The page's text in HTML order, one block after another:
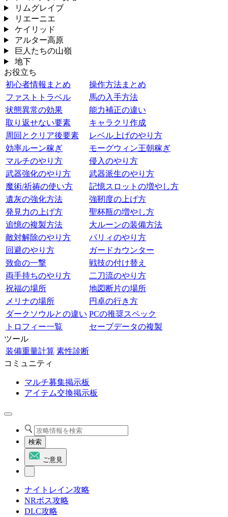
リムグレイブ
リエーニエ
ケイリッド
アルター高原
巨人たちの山嶺
地下
お役立ち
初心者情報まとめ
操作方法まとめ
ファストトラベル
馬の入手方法
状態異常の効果
能力補正の違い
取り返せない要素
キャラクリ作成
周回とクリア後要素
レベル上げのやり方
効率ルーン稼ぎ
モーグウィン王朝稼ぎ
マルチのやり方
侵入のやり方
武器強化のやり方
武器派生のやり方
魔術/祈祷の使い方
記憶スロットの増やし方
遺灰の強化方法
強靭度の上げ方
発見力の上げ方
聖杯瓶の増やし方
追憶の複製方法
大ルーンの装備方法
敵対解除のやり方
パリィのやり方
回避のやり方
ガードカウンター
致命の一撃
戦技の付け替え
両手持ちのやり方
二刀流のやり方
祝福の場所
地図断片の場所
メリナの場所
円卓の行き方
ダークソウルとの違い PCの推奨スペック
トロフィー一覧
セーブデータの複製
ツール
装備重量計算 素性診断
コミュニティ
マルチ募集掲示板
アイテム交換掲示板
検索
ご意見
ナイトレイン攻略
NRボス攻略
DLC攻略